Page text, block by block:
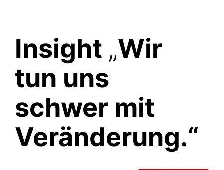
Insight „Wir
tun uns
schwer mit
Veränderung.“